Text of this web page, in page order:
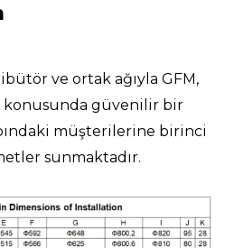
ve ortak ağıyla GFM,
konusunda güvenilir bir
müşterilerine birinci
sunmaktadır.